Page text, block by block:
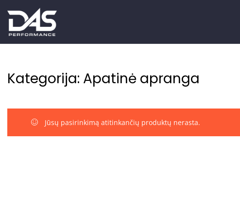
Kategorija: Apatinė apranga
Jūsų pasirinkimą atitinkančių produktų nerasta.